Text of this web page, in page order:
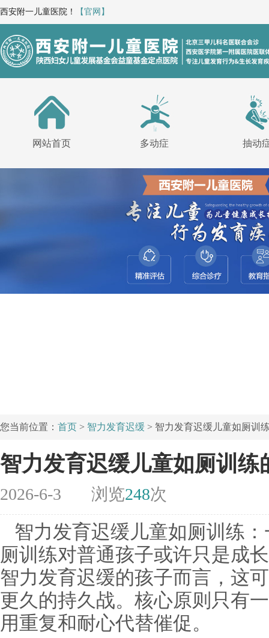
西安附一儿童医院！ 【官网】
网站首页 多动症 抽动
您当前位置： 首页 > 智力发育迟缓 > 智力发育迟缓儿童如厕训
智力发育迟缓儿童如厕训练
2026-6-3 浏览248次
智力发育迟缓儿童如厕训练
厕训练对普通孩子或许只是成
智力发育迟缓的孩子而言，这
更久的持久战。核心原则只有
用重复和耐心代替催促。